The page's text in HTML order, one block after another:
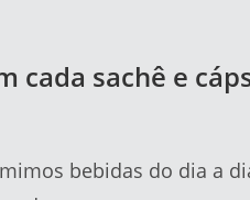
cada sachê e
bebidas do dia a